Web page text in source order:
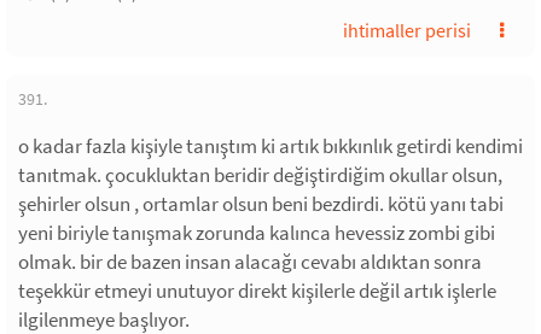
ihtimaller perisi
391.
o kadar fazla kişiyle tanıştım ki artık bıkkınlık getirdi kendimi
tanıtmak. çocukluktan beridir değiştirdiğim okullar olsun,
şehirler olsun , ortamlar olsun beni bezdirdi. kötü yanı tabi
yeni biriyle tanışmak zorunda kalınca hevessiz zombi gibi
olmak. bir de bazen insan alacağı cevabı aldıktan sonra
teşekkür etmeyi unutuyor direkt kişilerle değil artık işlerle
ilgilenmeye başlıyor.